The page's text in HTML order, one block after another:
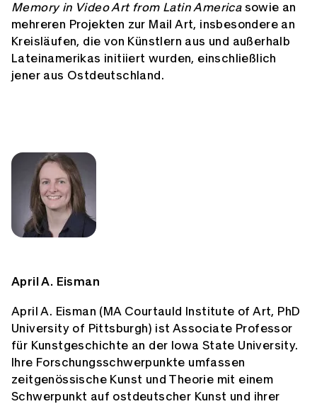
Memory in Video Art from Latin Americasowie an
mehreren Projekten zur Mail Art, insbesondere an
Kreisläufen, die von Künstlern aus und außerhalb
Lateinamerikas initiiert wurden, einschließlich
jener aus Ostdeutschland.
April A. Eisman
April A. Eisman (MA Courtauld Institute of Art, PhD
University of Pittsburgh) ist Associate Professor
für Kunstgeschichte an der Iowa State University.
Ihre Forschungsschwerpunkte umfassen
zeitgenössische Kunst und Theorie mit einem
Schwerpunkt auf ostdeutscher Kunst und ihrer